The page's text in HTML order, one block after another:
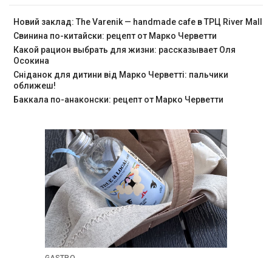
Новий заклад: The Varenik — handmade cafe в ТРЦ River Mall
Свинина по-китайски: рецепт от Марко Черветти
Какой рацион выбрать для жизни: рассказывает Оля
Осокина
Сніданок для дитини від Марко Черветті: пальчики
оближеш!
Баккала по-анаконски: рецепт от Марко Черветти